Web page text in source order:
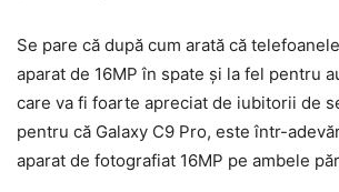
Se pare că după cum arată că
aparat de 16MP în spate și la fel pentru
care va fi foarte apreciat de iubitorii de
pentru că Galaxy C9 Pro, este într-
aparat de fotografiat 16MP pe ambele